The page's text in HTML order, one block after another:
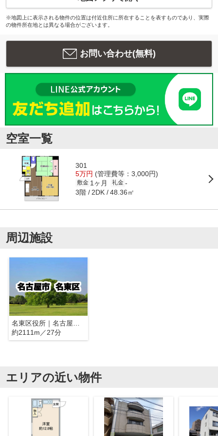
※地図上に表示される物件の位置は付近住所に所在することを表すものであり、実際
の物件所在地とは異なる場合がございます。
お問い合わせ(無料)
空室一覧
301
5万円 (管理費等：3,000円)
敷金 1ヶ月 礼金 -
3階 2DK 48.36㎡
周辺施設
名東区役所｜名古屋市名東区
約2111m／27分
エリアの近い物件